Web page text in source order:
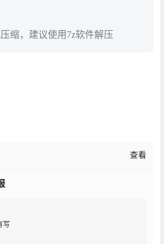
缩，建议使用7z软件解压
查看
写